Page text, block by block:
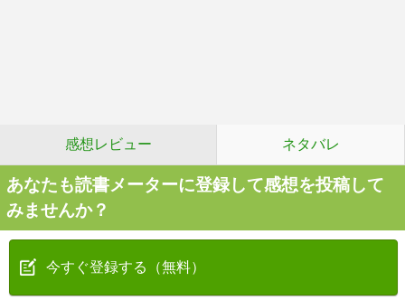
感想レビュー ネタバレ
あなたも読書メーターに登録して感想を投稿して
みませんか？
今すぐ登録する（無料）